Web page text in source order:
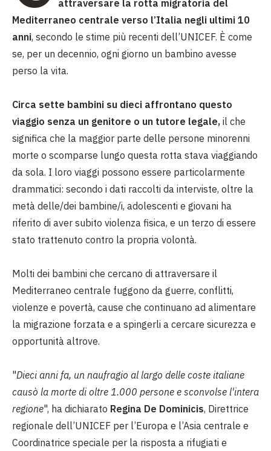
attraversare la rotta migratoria del
Mediterraneo centrale verso l’Italia negli ultimi 10
anni, secondo le stime più recenti dell’UNICEF. È come
se, per un decennio, ogni giorno un bambino avesse
perso la vita.
Circa sette bambini su dieci affrontano questo
viaggio senza un genitore o un tutore legale, il che
significa che la maggior parte delle persone minorenni
morte o scomparse lungo questa rotta stava viaggiando
da sola. I loro viaggi possono essere particolarmente
drammatici: secondo i dati raccolti da interviste, oltre la
metà delle/dei bambine/i, adolescenti e giovani ha
riferito di aver subito violenza fisica, e un terzo di essere
stato trattenuto contro la propria volontà.
Molti dei bambini che cercano di attraversare il
Mediterraneo centrale fuggono da guerre, conflitti,
violenze e povertà, cause che continuano ad alimentare
la migrazione forzata e a spingerli a cercare sicurezza e
opportunità altrove.
"Dieci anni fa, un naufragio al largo delle coste italiane
causò la morte di oltre 1.000 persone e sconvolse l'intera
regione", ha dichiarato Regina De Dominicis, Direttrice
regionale dell’UNICEF per l’Europa e l’Asia centrale e
Coordinatrice speciale per la risposta a rifugiati e